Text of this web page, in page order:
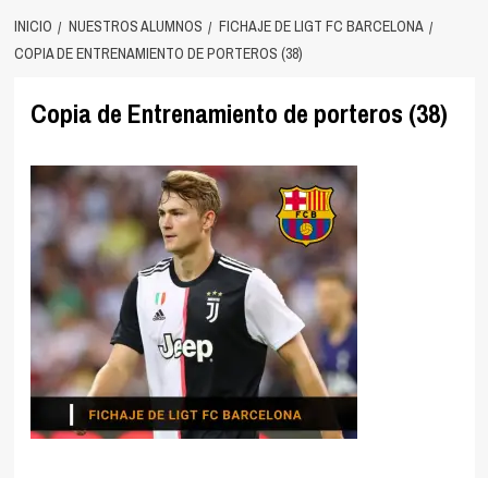
INICIO NUESTROS ALUMNOS
FICHAJE DE LIGT FC BARCELONA
COPIA DE ENTRENAMIENTO DE PORTEROS (38)
Copia de Entrenamiento de porteros (38)